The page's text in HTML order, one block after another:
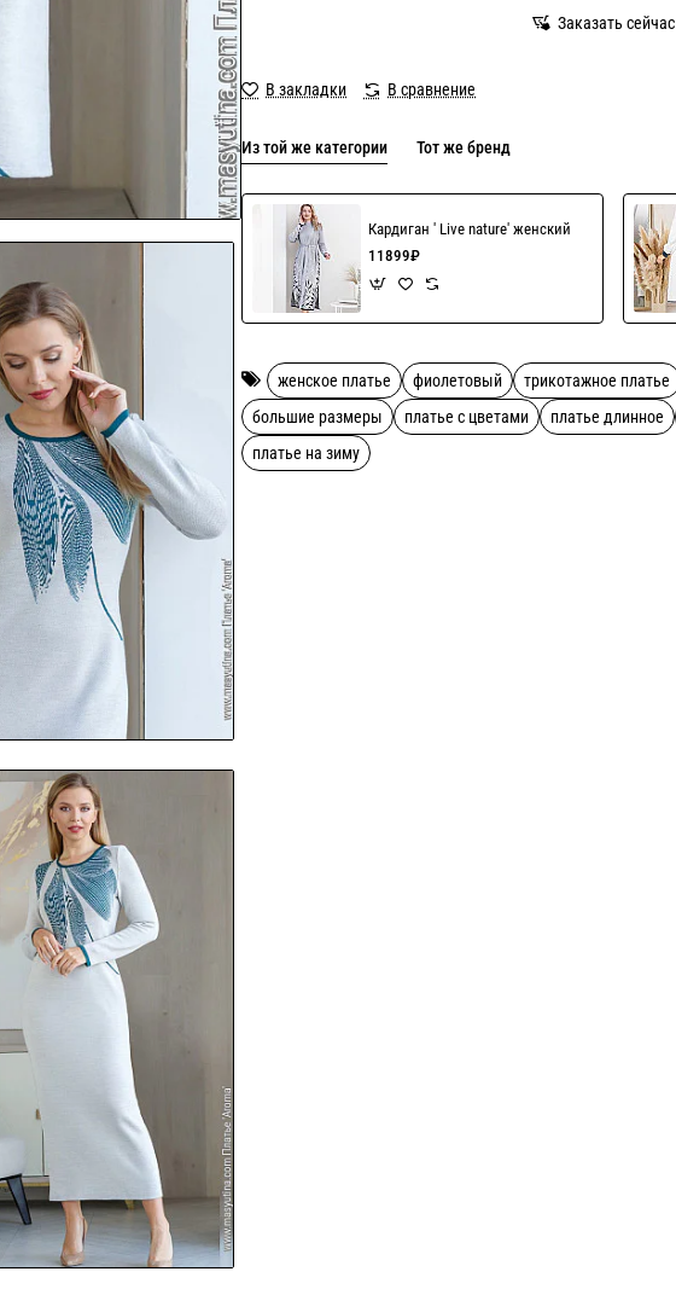
Заказать сейчас
В закладки В сравнение
Из той же категории Тот же бренд
Кардиган ' Live nature' женский
11899₽
женское платье фиолетовый трикотажное платье
большие размеры
платье с цветами платье длинное
платье на зиму